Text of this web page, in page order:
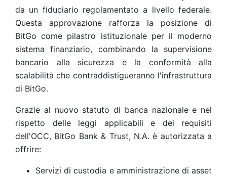
da un fiduciario regolamentato a livello federale.
Questa approvazione rafforza la posizione di
BitGo come pilastro istituzionale per il moderno
sistema finanziario, combinando la supervisione
bancario alla sicurezza e la conformità alla
scalabilità che contraddistigueranno l'infrastruttura
di BitGo.
Grazie al nuovo statuto di banca nazionale e nel
rispetto delle leggi applicabili e dei requisiti
dell'OCC, BitGo Bank & Trust, N.A. è autorizzata a
offrire:
Servizi di custodia e amministrazione di asset